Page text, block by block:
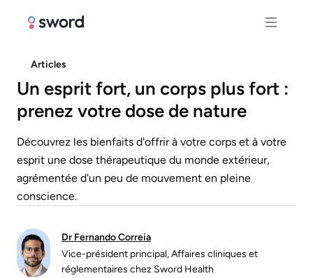
Articles
Un esprit fort, un corps plus fort :
prenez votre dose de nature
Découvrez les bienfaits d'offrir à votre corps et à votre
esprit une dose thérapeutique du monde extérieur,
agrémentée d'un peu de mouvement en pleine
conscience.
Dr Fernando Correia
Vice-président principal, Affaires cliniques et
réglementaires chez Sword Health